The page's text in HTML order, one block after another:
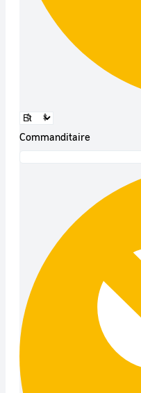
Commanditaire